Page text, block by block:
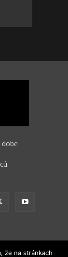
že na stránkach